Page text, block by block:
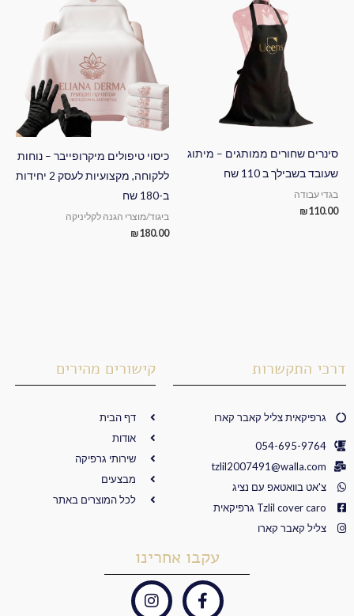
סינרים שחורים ממותגים – מיתוג
שעובד בשבילך ב 110 שח
בגדי עבודה
₪110.00
כיסוי טיפולים מיקרופייבר – נוחות
ללקוחה, מקצועיות לעסק 2 יחידות
ב-180 שח
ביגוד/מוצרי הגנה לקליניקה
₪180.00
דרכי התקשרות
גרפיקאית צליל קאבר קארו
054-695-9764
tzlil2007491@walla.com
צ'אט בוואטאפ עם נציג
Tzlil cover caro גרפיקאית
צליל קאבר קארו
קישורים מהירים
דף הבית
אודות
שירותי גרפיקה
מבצעים
לכל המוצרים באתר
עקבו אחרינו
F
I